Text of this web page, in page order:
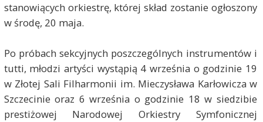
stanowiących orkiestrę, której skład zostanie ogłoszony
w środę, 20 maja.
Po próbach sekcyjnych poszczególnych instrumentów i
tutti, młodzi artyści wystąpią 4 września o godzinie 19
w Złotej Sali Filharmonii im. Mieczysława Karłowicza w
Szczecinie oraz 6 września o godzinie 18 w siedzibie
prestiżowej Narodowej Orkiestry Symfonicznej